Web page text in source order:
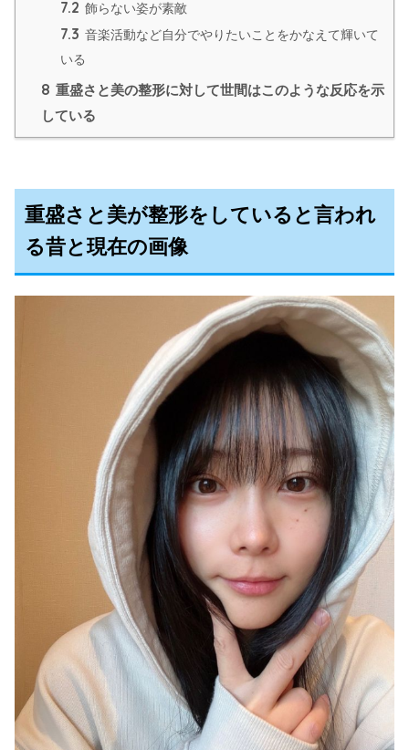
7.2 飾らない姿が素敵
7.3 音楽活動など自分でやりたいことをかなえて輝いて
いる
8 重盛さと美の整形に対して世間はこのような反応を示
している
重盛さと美が整形をしていると言われ
る昔と現在の画像